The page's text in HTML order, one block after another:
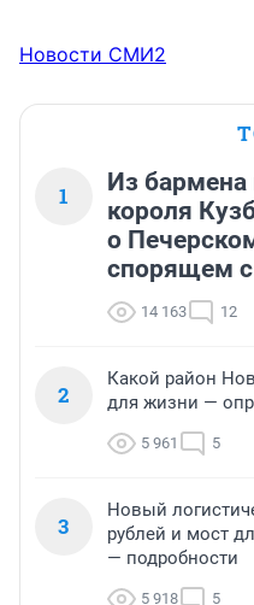
Новости СМИ2
1
Из бармена
короля
о
спорящем с
14 163 12
2
Какой район
для жизни —
5 961 5
3
Новый
рублей и мост
— подробности
5 918 5